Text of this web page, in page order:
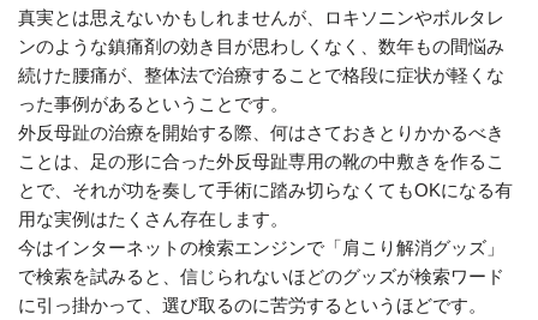
真実とは思えないかもしれませんが、ロキソニンやボルタレ
ンのような鎮痛剤の効き目が思わしくなく、数年もの間悩み
続けた腰痛が、整体法で治療することで格段に症状が軽くな
った事例があるということです。
外反母趾の治療を開始する際、何はさておきとりかかるべき
ことは、足の形に合った外反母趾専用の靴の中敷きを作るこ
とで、それが功を奏して手術に踏み切らなくてもOKになる有
用な実例はたくさん存在します。
今はインターネットの検索エンジンで「肩こり解消グッズ」
で検索を試みると、信じられないほどのグッズが検索ワード
に引っ掛かって、選び取るのに苦労するというほどです。